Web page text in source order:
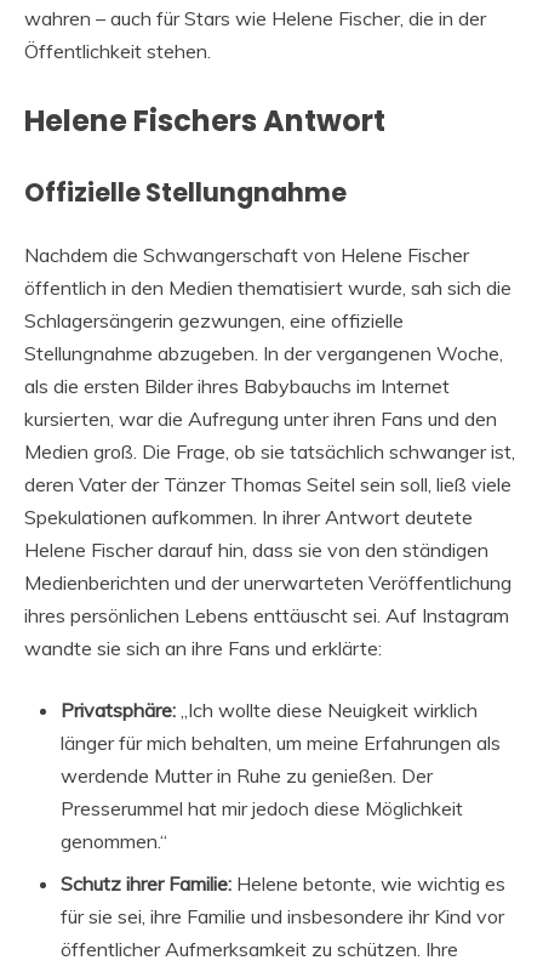
wahren – auch für Stars wie Helene Fischer, die in der
Öffentlichkeit stehen.
Helene Fischers Antwort
Offizielle Stellungnahme
Nachdem die Schwangerschaft von Helene Fischer
öffentlich in den Medien thematisiert wurde, sah sich die
Schlagersängerin gezwungen, eine offizielle
Stellungnahme abzugeben. In der vergangenen Woche,
als die ersten Bilder ihres Babybauchs im Internet
kursierten, war die Aufregung unter ihren Fans und den
Medien groß. Die Frage, ob sie tatsächlich schwanger ist,
deren Vater der Tänzer Thomas Seitel sein soll, ließ viele
Spekulationen aufkommen. In ihrer Antwort deutete
Helene Fischer darauf hin, dass sie von den ständigen
Medienberichten und der unerwarteten Veröffentlichung
ihres persönlichen Lebens enttäuscht sei. Auf Instagram
wandte sie sich an ihre Fans und erklärte:
Privatsphäre: „Ich wollte diese Neuigkeit wirklich
länger für mich behalten, um meine Erfahrungen als
werdende Mutter in Ruhe zu genießen. Der
Presserummel hat mir jedoch diese Möglichkeit
genommen.“
Schutz ihrer Familie: Helene betonte, wie wichtig es
für sie sei, ihre Familie und insbesondere ihr Kind vor
öffentlicher Aufmerksamkeit zu schützen. Ihre